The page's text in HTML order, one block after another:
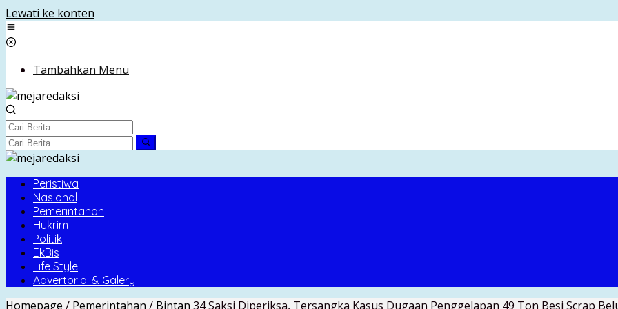
Lewati ke konten
Tambahkan Menu
Peristiwa
Nasional
Pemerintahan
Hukrim
Politik
EkBis
Life Style
Advertorial & Galery
Homepage / Pemerintahan / Bintan 34 Saksi Diperiksa, Tersangka Kasus Dugaan Penggelapan 49 Ton Besi Scrap